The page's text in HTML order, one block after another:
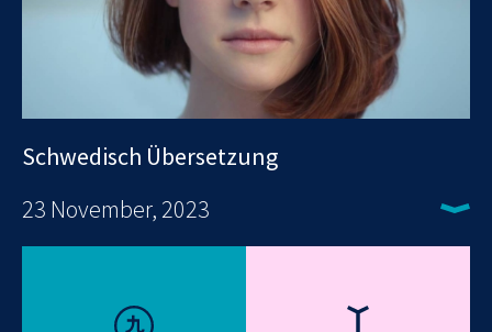
Schwedisch Übersetzung
23 November, 2023